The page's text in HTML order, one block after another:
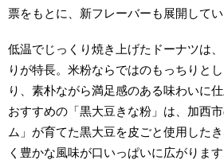
票をもとに、新フレーバーも展開して
低温でじっくり焼き上げたドーナツは
りが特長。米粉ならではのもっちりと
り、素朴ながら満足感のある味わいに
おすすめの「黒大豆きな粉」は、加西
ム」が育てた黒大豆を皮ごと使用した
く豊かな風味が口いっぱいに広がります